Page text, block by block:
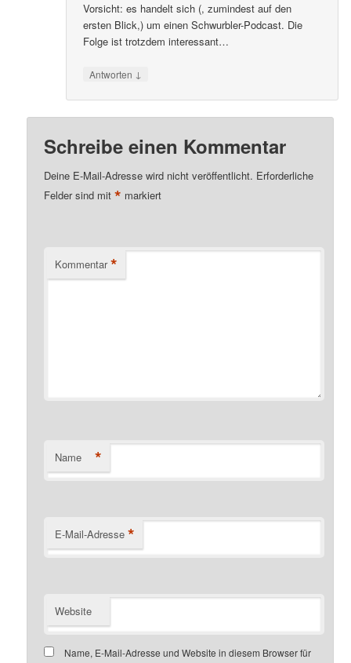
Vorsicht: es handelt sich (, zumindest auf den
ersten Blick,) um einen Schwurbler-Podcast. Die
Folge ist trotzdem interessant…
Antworten ↓
Schreibe einen Kommentar
Deine E-Mail-Adresse wird nicht veröffentlicht. Erforderliche
Felder sind mit* markiert
Kommentar *
Name *
E-Mail-Adresse *
Website
Name, E-Mail-Adresse und Website in diesem Browser für